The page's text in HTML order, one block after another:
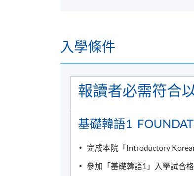
詳情
注意事項：
每完成一個課程後，學院會以“成
學科會透過SOUL網上學習系統發
andriod系統)，以便接收學科資訊。
入學條件
報讀者必需符合
基礎韓語1
完成本院「Introductory
參加「基礎韓語1」入學試合